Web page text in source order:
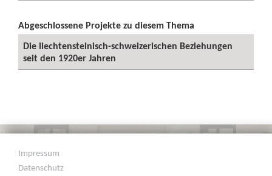
Abgeschlossene Projekte zu diesem Thema
Die liechtensteinisch-schweizerischen Beziehungen
seit den 1920er Jahren
Impressum
Datenschutz